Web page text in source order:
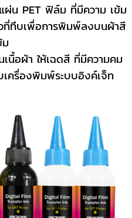
น PET ฟิล์ม ที่มีความ เข้ม
ที่ทึบเพื่อการพิมพ์ลงบนผ้าสี
ม
นื้อผ้า ให้เฉดสี ที่มีความคม
ครื่องพิมพ์ระบบอิงค์เจ็ท